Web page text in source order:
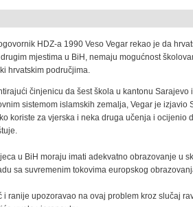
HDZ-a 1990 Veso Vegar rekao je da
mjestima u BiH, nemaju mogućnost
hrvatskim područjima.
činjenicu da šest škola u kantonu
sistemom islamskih zemalja, Vegar je izjavio
koriste za vjerska i neka druga učenja i ocijenio
u BiH moraju imati adekvatno obrazovanje u
sa suvremenim tokovima europskog
ranije upozoravao na ovaj problem kroz slučaj